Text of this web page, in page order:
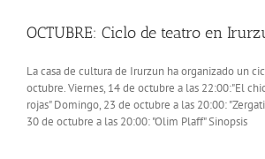
OCTUBRE: Ciclo de teatro en
La casa de cultura de Irurzun ha organizado un
octubre. Viernes, 14 de octubre a las 22:00:"El
rojas" Domingo, 23 de octubre a las 20:00:
30 de octubre a las 20:00: "Olim Plaff" Sinopsis